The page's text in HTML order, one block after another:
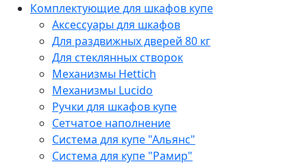
Комплектующие для шкафов купе
Аксессуары для шкафов
Для раздвижных дверей 80 кг
Для стеклянных створок
Механизмы Hettich
Механизмы Lucido
Ручки для шкафов купе
Сетчатое наполнение
Система для купе "Альянс"
Система для купе "Рамир"